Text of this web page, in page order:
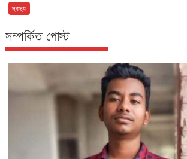
স্বাস্থ্য
সম্পর্কিত পোস্ট